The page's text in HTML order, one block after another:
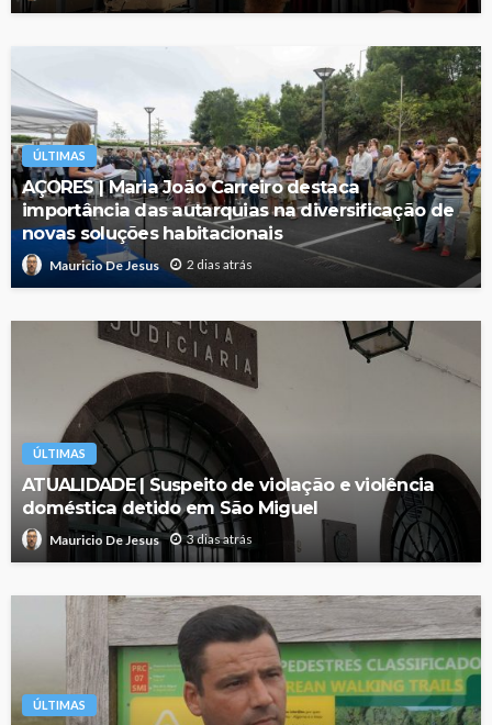
ÚLTIMAS
AÇORES | Maria João Carreiro destaca
importância das autarquias na diversificação de
novas soluções habitacionais
Mauricio De Jesus 2 dias atrás
ÚLTIMAS
ATUALIDADE | Suspeito de violação e violência
doméstica detido em São Miguel
Mauricio De Jesus 3 dias atrás
ÚLTIMAS